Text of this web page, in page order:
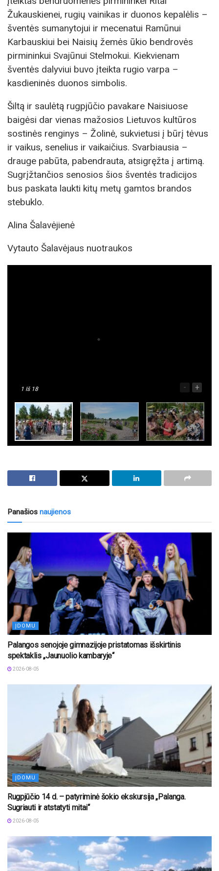
Žukauskienei, rugių vainikas ir duonos kepalėlis –
šventės sumanytojui ir mecenatui Ramūnui
Karbauskiui bei Naisių žemės ūkio bendrovės
pirmininkui Svajūnui Stelmokui. Kiekvienam
šventės dalyviui buvo įteikta rugio varpa –
kasdieninės duonos simbolis.
Šiltą ir saulėtą rugpjūčio pavakare Naisiuose
baigėsi dar vienas mažosios Lietuvos kultūros
sostinės renginys – Žolinė, sukvietusi į būrį tėvus
ir vaikus, senelius ir vaikaičius. Svarbiausia –
drauge pabūta, pabendrauta, atsigręžta į artimą.
Sugrįžtančios senosios šios šventės tradicijos
bus paskata laukti kitų metų gamtos brandos
stebuklo.
Alina Šalavėjienė
Vytauto Šalavėjaus nuotraukos
1 Iš 18 - +
Panašios naujienos
ĮDOMU
Palangos senojoje gimnazijoje pristatomas išskirtinis
spektaklis „Jaunuolio kambaryje“
2026-08-05
ĮDOMU
Rugpjūčio 14 d. – patyriminė šokio ekskursija „Palanga.
Sugriauti ir atstatyti mitai“
2026-08-05